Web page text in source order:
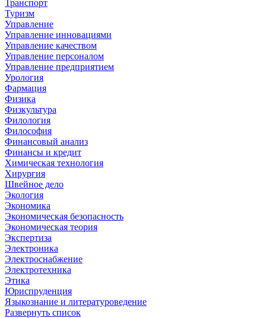
Транспорт
Туризм
Управление
Управление инновациями
Управление качеством
Управление персоналом
Управление предприятием
Урология
Фармация
Физика
Физкультура
Филология
Философия
Финансовый анализ
Финансы и кредит
Химическая технология
Хирургия
Швейное дело
Экология
Экономика
Экономическая безопасность
Экономическая теория
Экспертиза
Электроника
Электроснабжение
Электротехника
Этика
Юриспруденция
Языкознание и литературоведение
Развернуть список